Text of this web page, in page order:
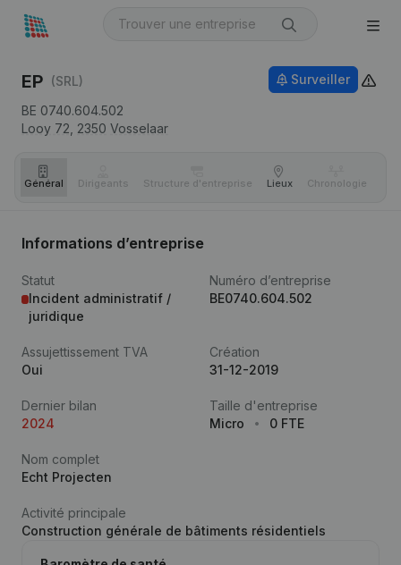
EP (SRL)
BE 0740.604.502
Looy 72, 2350 Vosselaar
Surveiller
Général Dirigeants Structure d'entreprise Lieux Chronologie
Informations d’entreprise
Statut
Incident administratif /
juridique
Numéro d’entreprise
BE0740.604.502
Assujettissement TVA
Oui
Création
31-12-2019
Dernier bilan
2024
Taille d'entreprise
Micro
0 FTE
Nom complet
Echt Projecten
Activité principale
Construction générale de bâtiments résidentiels